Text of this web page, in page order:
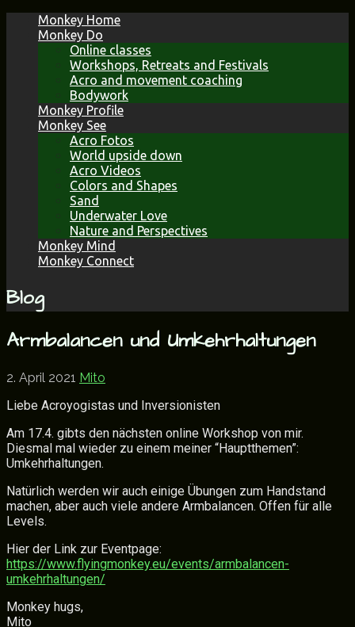
Monkey Home
Monkey Do
Online classes
Workshops, Retreats and Festivals
Acro and movement coaching
Bodywork
Monkey Profile
Monkey See
Acro Fotos
World upside down
Acro Videos
Colors and Shapes
Sand
Underwater Love
Nature and Perspectives
Monkey Mind
Monkey Connect
Blog
Armbalancen und Umkehrhaltungen
2. April 2021 Mito
Liebe Acroyogistas und Inversionisten
Am 17.4. gibts den nächsten online Workshop von mir.
Diesmal mal wieder zu einem meiner “Hauptthemen”:
Umkehrhaltungen.
Natürlich werden wir auch einige Übungen zum Handstand
machen, aber auch viele andere Armbalancen. Offen für alle
Levels.
Hier der Link zur Eventpage:
https://www.flyingmonkey.eu/events/armbalancen-
umkehrhaltungen/
Monkey hugs,
Mito